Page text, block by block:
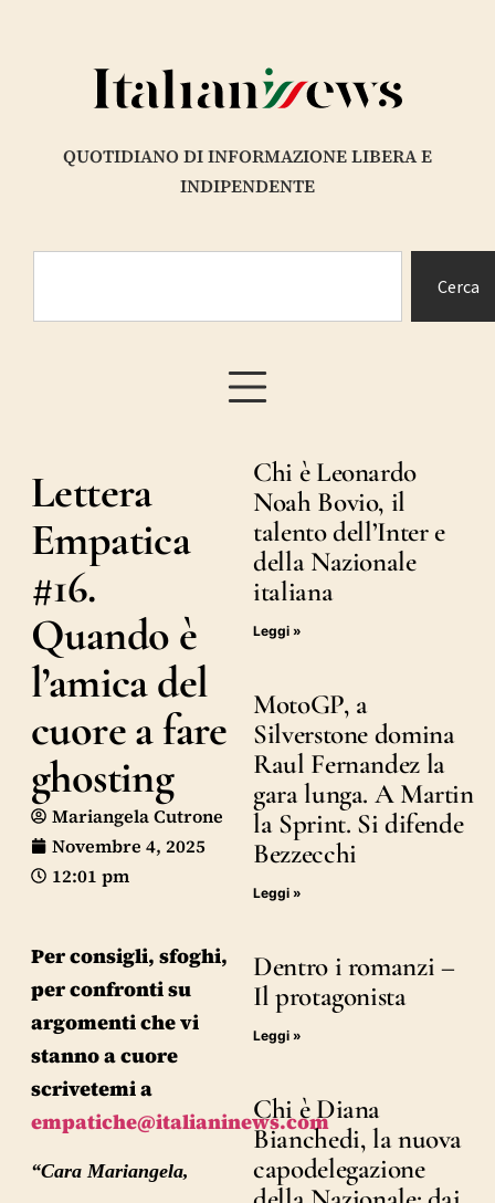
QUOTIDIANO DI INFORMAZIONE LIBERA E
INDIPENDENTE
Cerca
Lettera
Empatica
#16.
Quando è
l’amica del
cuore a fare
ghosting
Mariangela Cutrone
Novembre 4, 2025
12:01 pm
Per consigli, sfoghi,
per confronti su
argomenti che vi
stanno a cuore
scrivetemi a
empatiche@italianinews.com
“Cara Mariangela,
Chi è Leonardo
Noah Bovio, il
talento dell’Inter e
della Nazionale
italiana
Leggi »
MotoGP, a
Silverstone domina
Raul Fernandez la
gara lunga. A Martin
la Sprint. Si difende
Bezzecchi
Leggi »
Dentro i romanzi –
Il protagonista
Leggi »
Chi è Diana
Bianchedi, la nuova
capodelegazione